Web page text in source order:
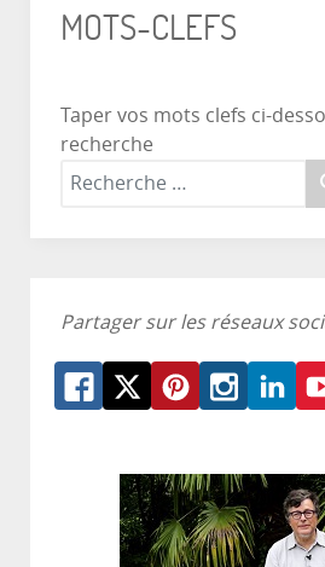
MOTS-CLEFS
Taper vos mots clefs ci-
recherche
Partager sur les réseaux